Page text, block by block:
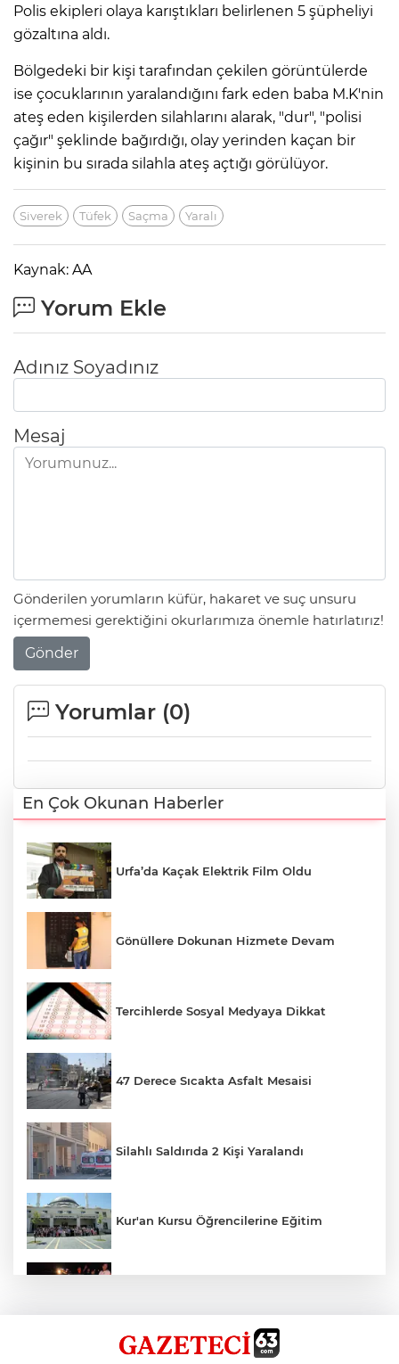
Polis ekipleri olaya karıştıkları belirlenen 5 şüpheliyi
gözaltına aldı.
Bölgedeki bir kişi tarafından çekilen görüntülerde
ise çocuklarının yaralandığını fark eden baba M.K'nin
ateş eden kişilerden silahlarını alarak, "dur", "polisi
çağır" şeklinde bağırdığı, olay yerinden kaçan bir
kişinin bu sırada silahla ateş açtığı görülüyor.
Siverek Tüfek Saçma Yaralı
Kaynak: AA
Yorum Ekle
Adınız Soyadınız
Mesaj
Gönderilen yorumların küfür, hakaret ve suç unsuru
içermemesi gerektiğini okurlarımıza önemle hatırlatırız!
Gönder
Yorumlar (0)
En Çok Okunan Haberler
Urfa’da Kaçak Elektrik Film Oldu
Gönüllere Dokunan Hizmete Devam
Tercihlerde Sosyal Medyaya Dikkat
47 Derece Sıcakta Asfalt Mesaisi
Silahlı Saldırıda 2 Kişi Yaralandı
Kur'an Kursu Öğrencilerine Eğitim
Siverek’te Mahmut Gülel Dönemi